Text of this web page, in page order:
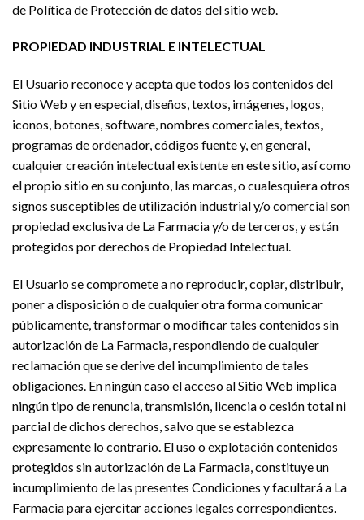
de Política de Protección de datos del sitio web.
PROPIEDAD INDUSTRIAL E INTELECTUAL
El Usuario reconoce y acepta que todos los contenidos del
Sitio Web y en especial, diseños, textos, imágenes, logos,
iconos, botones, software, nombres comerciales, textos,
programas de ordenador, códigos fuente y, en general,
cualquier creación intelectual existente en este sitio, así como
el propio sitio en su conjunto, las marcas, o cualesquiera otros
signos susceptibles de utilización industrial y/o comercial son
propiedad exclusiva de La Farmacia y/o de terceros, y están
protegidos por derechos de Propiedad Intelectual.
El Usuario se compromete a no reproducir, copiar, distribuir,
poner a disposición o de cualquier otra forma comunicar
públicamente, transformar o modificar tales contenidos sin
autorización de La Farmacia, respondiendo de cualquier
reclamación que se derive del incumplimiento de tales
obligaciones. En ningún caso el acceso al Sitio Web implica
ningún tipo de renuncia, transmisión, licencia o cesión total ni
parcial de dichos derechos, salvo que se establezca
expresamente lo contrario. El uso o explotación contenidos
protegidos sin autorización de La Farmacia, constituye un
incumplimiento de las presentes Condiciones y facultará a La
Farmacia para ejercitar acciones legales correspondientes.